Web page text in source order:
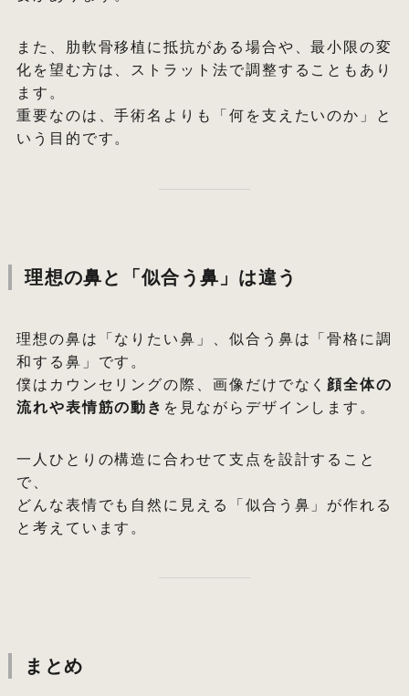
また、肋軟骨移植に抵抗がある場合や、最小限の変
化を望む方は、ストラット法で調整することもあり
ます。
重要なのは、手術名よりも「何を支えたいのか」と
いう目的です。
理想の鼻と「似合う鼻」は違う
理想の鼻は「なりたい鼻」、似合う鼻は「骨格に調
和する鼻」です。
僕はカウンセリングの際、画像だけでなく 顔全体の
流れや表情筋の動き を見ながらデザインします。
一人ひとりの構造に合わせて支点を設計すること
で、
どんな表情でも自然に見える「似合う鼻」が作れる
と考えています。
まとめ